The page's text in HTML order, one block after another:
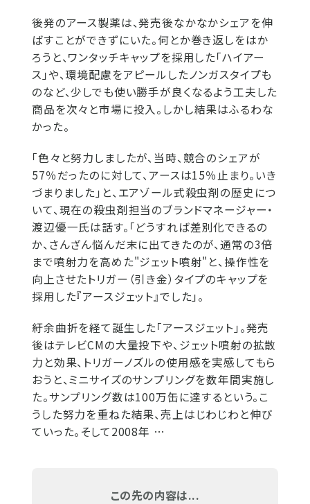
後発のアース製薬は、発売後なかなかシェアを伸
ばすことができずにいた。何とか巻き返しをはか
ろうと、ワンタッチキャップを採用した「ハイアー
ス」や、環境配慮をアピールしたノンガスタイプも
のなど、少しでも使い勝手が良くなるよう工夫した
商品を次々と市場に投入。しかし結果はふるわな
かった。
「色々と努力しましたが、当時、競合のシェアが
57％だったのに対して、アースは15％止まり。いき
づまりました」と、エアゾール式殺虫剤の歴史につ
いて、現在の殺虫剤担当のブランドマネージャー・
渡辺優一氏は話す。「どうすれば差別化できるの
か、さんざん悩んだ末に出てきたのが、通常の3倍
まで噴射力を高めた"ジェット噴射"と、操作性を
向上させたトリガー（引き金）タイプのキャップを
採用した『アースジェット』でした」。
紆余曲折を経て誕生した「アースジェット」。発売
後はテレビCMの大量投下や、ジェット噴射の拡散
力と効果、トリガーノズルの使用感を実感してもら
おうと、ミニサイズのサンプリングを数年間実施し
た。サンプリング数は100万缶に達するという。こ
うした努力を重ねた結果、売上はじわじわと伸び
ていった。そして2008年 …
この先の内容は...